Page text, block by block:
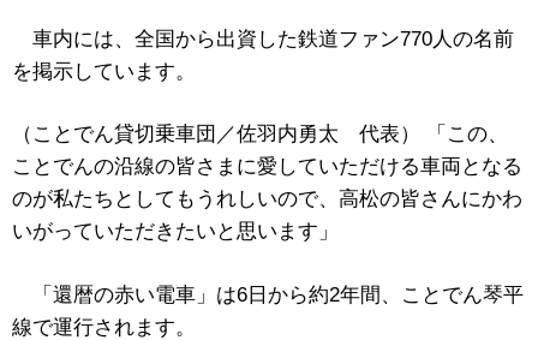
車内には、全国から出資した鉄道ファン770人の名前
を掲示しています。
（ことでん貸切乗車団／佐羽内勇太 代表） 「この、
ことでんの沿線の皆さまに愛していただける車両となる
のが私たちとしてもうれしいので、高松の皆さんにかわ
いがっていただきたいと思います」
「還暦の赤い電車」は6日から約2年間、ことでん琴平
線で運行されます。